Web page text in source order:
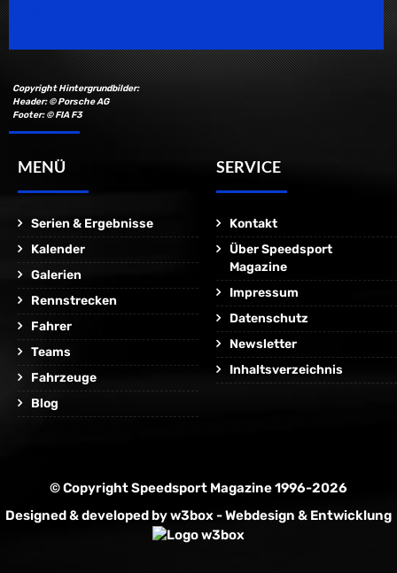
Copyright Hintergrundbilder:
Header: © Porsche AG
Footer: © FIA F3
MENÜ
Serien & Ergebnisse
Kalender
Galerien
Rennstrecken
Fahrer
Teams
Fahrzeuge
Blog
SERVICE
Kontakt
Über Speedsport
Magazine
Impressum
Datenschutz
Newsletter
Inhaltsverzeichnis
© Copyright Speedsport Magazine 1996-2026
Designed & developed byw3box - Webdesign & Entwicklung